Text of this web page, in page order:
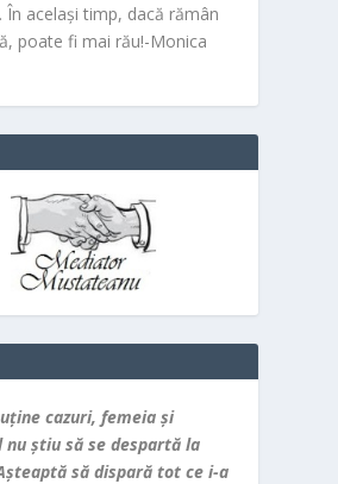
În același timp, dacă rămân
poate fi mai rău!-Monica
cazuri, femeia şi
nu ştiu să se despartă la
să dispară tot ce i-a